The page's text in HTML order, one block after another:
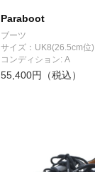
Paraboot
ブーツ
サイズ：UK8(26.5cm位)
コンディション: A
55,400円（税込）